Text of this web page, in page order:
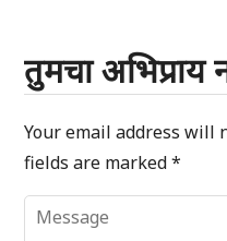
तुमचा अभिप्राय
Your email address will
fields are marked*